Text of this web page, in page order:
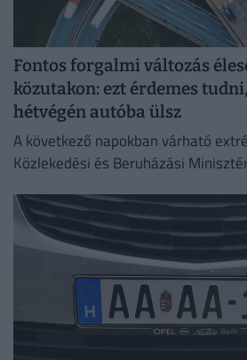
Fontos forgalmi változás
közutakon: ezt érdemes
hétvégén autóba ülsz
A következő napokban várható
Közlekedési és Beruházási